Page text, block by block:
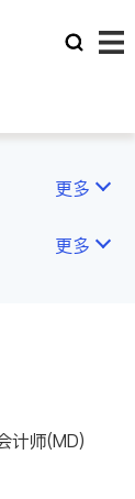
更多
更多
计师(MD)